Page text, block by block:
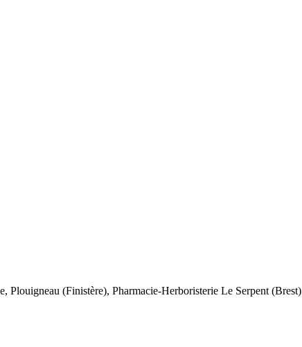
Plouigneau (Finistère), Pharmacie-Herboristerie Le Serpent (Brest)